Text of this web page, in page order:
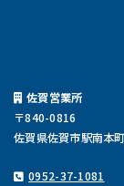
佐賀営業所
〒840-0816
佐賀県佐賀市駅南本
0952-37-1081